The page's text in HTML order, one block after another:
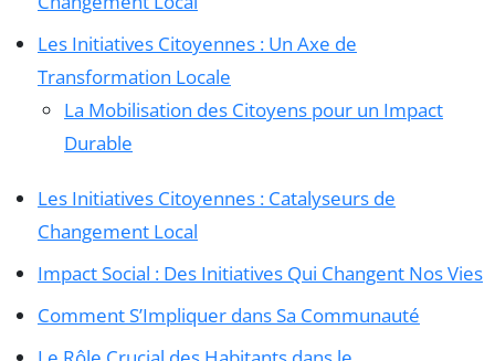
Les Initiatives Citoyennes : Un Axe de
Transformation Locale
La Mobilisation des Citoyens pour un Impact
Durable
Les Initiatives Citoyennes : Catalyseurs de
Changement Local
Impact Social : Des Initiatives Qui Changent Nos Vies
Comment S’Impliquer dans Sa Communauté